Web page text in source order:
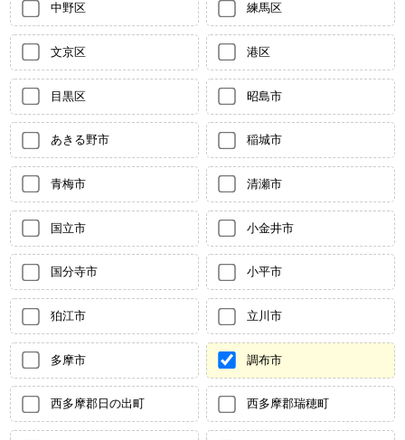
中野区 練馬区
文京区 港区
目黒区 昭島市
あきる野市 稲城市
青梅市 清瀬市
国立市 小金井市
国分寺市 小平市
狛江市 立川市
多摩市 調布市
西多摩郡日の出町 西多摩郡瑞穂町